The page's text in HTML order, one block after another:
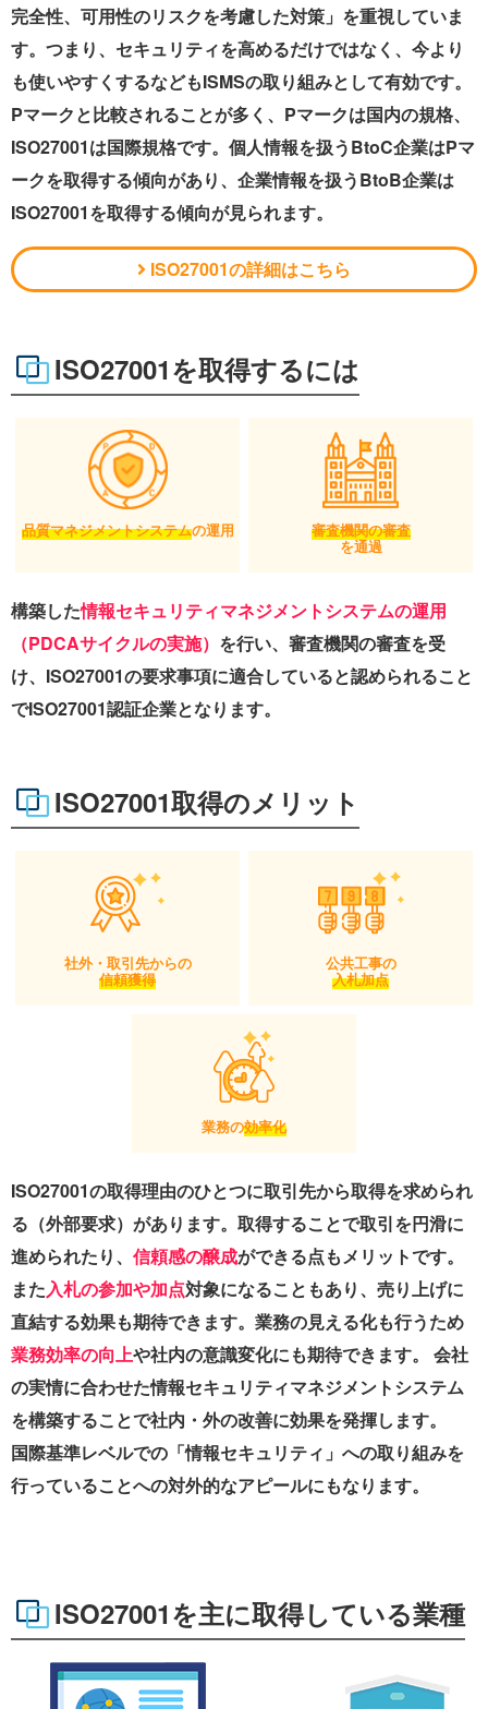
完全性、可用性のリスクを考慮した対策」を重視していま
す。つまり、セキュリティを高めるだけではなく、今より
も使いやすくするなどもISMSの取り組みとして有効です。
Pマークと比較されることが多く、Pマークは国内の規格、
ISO27001は国際規格です。個人情報を扱うBtoC企業はPマ
ークを取得する傾向があり、企業情報を扱うBtoB企業は
ISO27001を取得する傾向が見られます。
ISO27001の詳細はこちら
ISO27001を取得するには
品質マネジメントシステムの運用
審査機関の審査
を通過
構築した情報セキュリティマネジメントシステムの運用
（PDCAサイクルの実施） を行い、審査機関の審査を受
け、ISO27001の要求事項に適合していると認められること
でISO27001認証企業となります。
ISO27001取得のメリット
社外・取引先からの
信頼獲得
公共工事の
入札加点
業務の効率化
ISO27001の取得理由のひとつに取引先から取得を求められ
る（外部要求）があります。取得することで取引を円滑に
進められたり、 信頼感の醸成ができる点もメリットです。
また入札の参加や加点対象になることもあり、売り上げに
直結する効果も期待できます。業務の見える化も行うため
業務効率の向上や社内の意識変化にも期待できます。 会社
の実情に合わせた情報セキュリティマネジメントシステム
を構築することで社内・外の改善に効果を発揮します。
国際基準レベルでの「情報セキュリティ」への取り組みを
行っていることへの対外的なアピールにもなります。
ISO27001を主に取得している業種